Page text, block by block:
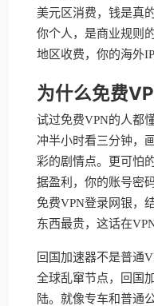
美元区消费，钱是真
你个人，是商业规则
地区收费，你的海外
为什么免费
试过免费VPN的人都
冲半小时看三分钟，
彩的剧情点。更可怕
据盈利，你的账号密
免费VPN登录网银，
东西最贵，这话在
回国加速器不是普通
全球乱窜节点，回国
陆。就像专车和普通